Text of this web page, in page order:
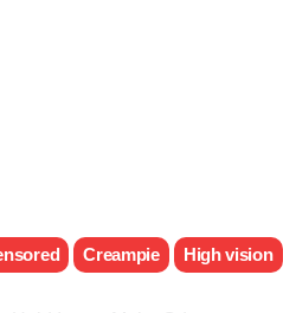
Creampie High vision